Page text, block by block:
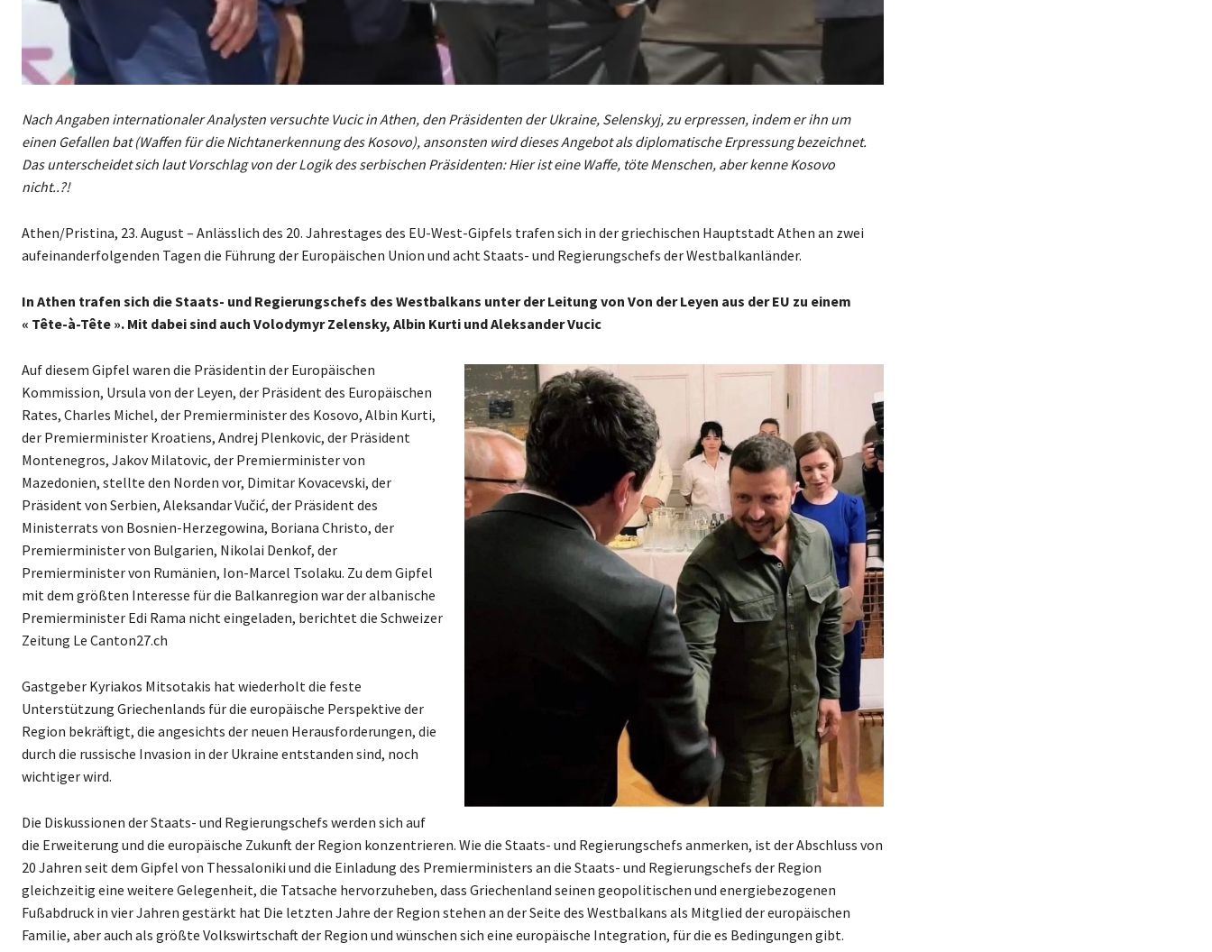
Nach Angaben internationaler Analysten versuchte Vucic in Athen, den Präsidenten der Ukraine, Selenskyj, zu erpressen, indem er ihn um
einen Gefallen bat (Waffen für die Nichtanerkennung des Kosovo), ansonsten wird dieses Angebot als diplomatische Erpressung bezeichnet.
Das unterscheidet sich laut Vorschlag von der Logik des serbischen Präsidenten: Hier ist eine Waffe, töte Menschen, aber kenne Kosovo
nicht..?!
Athen/Pristina, 23. August – Anlässlich des 20. Jahrestages des EU-West-Gipfels trafen sich in der griechischen Hauptstadt Athen an zwei
aufeinanderfolgenden Tagen die Führung der Europäischen Union und acht Staats- und Regierungschefs der Westbalkanländer.
In Athen trafen sich die Staats- und Regierungschefs des Westbalkans unter der Leitung von Von der Leyen aus der EU zu einem
« Tête-à-Tête ». Mit dabei sind auch Volodymyr Zelensky, Albin Kurti und Aleksander Vucic
Auf diesem Gipfel waren die Präsidentin der Europäischen
Kommission, Ursula von der Leyen, der Präsident des Europäischen
Rates, Charles Michel, der Premierminister des Kosovo, Albin Kurti,
der Premierminister Kroatiens, Andrej Plenkovic, der Präsident
Montenegros, Jakov Milatovic, der Premierminister von
Mazedonien, stellte den Norden vor, Dimitar Kovacevski, der
Präsident von Serbien, Aleksandar Vučić, der Präsident des
Ministerrats von Bosnien-Herzegowina, Boriana Christo, der
Premierminister von Bulgarien, Nikolai Denkof, der
Premierminister von Rumänien, Ion-Marcel Tsolaku. Zu dem Gipfel
mit dem größten Interesse für die Balkanregion war der albanische
Premierminister Edi Rama nicht eingeladen, berichtet die Schweizer
Zeitung Le Canton27.ch
Gastgeber Kyriakos Mitsotakis hat wiederholt die feste
Unterstützung Griechenlands für die europäische Perspektive der
Region bekräftigt, die angesichts der neuen Herausforderungen, die
durch die russische Invasion in der Ukraine entstanden sind, noch
wichtiger wird.
Die Diskussionen der Staats- und Regierungschefs werden sich auf
die Erweiterung und die europäische Zukunft der Region konzentrieren. Wie die Staats- und Regierungschefs anmerken, ist der Abschluss von
20 Jahren seit dem Gipfel von Thessaloniki und die Einladung des Premierministers an die Staats- und Regierungschefs der Region
gleichzeitig eine weitere Gelegenheit, die Tatsache hervorzuheben, dass Griechenland seinen geopolitischen und energiebezogenen
Fußabdruck in vier Jahren gestärkt hat Die letzten Jahre der Region stehen an der Seite des Westbalkans als Mitglied der europäischen
Familie, aber auch als größte Volkswirtschaft der Region und wünschen sich eine europäische Integration, für die es Bedingungen gibt.